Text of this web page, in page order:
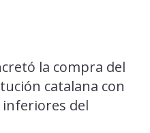
la compra del
catalana con
del